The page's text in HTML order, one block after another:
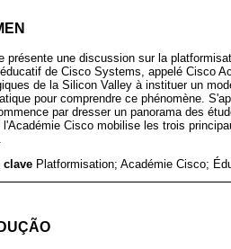
présente une discussion sur la
de Cisco Systems, appelé Cisco
de la Silicon Valley à instituer un
pour comprendre ce phénomène.
par dresser un panorama des
l'Académie Cisco mobilise les trois
clave Platformisation; Académie Cisco;